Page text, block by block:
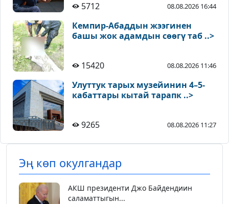
5712 08.08.2026 16:44
Кемпир-Абаддын жээгинен
башы жок адамдын сөөгү таб ..>
15420 08.08.2026 11:46
Улуттук тарых музейинин 4–5-
кабаттары кытай тарапк ..>
9265 08.08.2026 11:27
Эң көп окулгандар
АКШ президенти Джо Байдендиин
саламаттыгын...